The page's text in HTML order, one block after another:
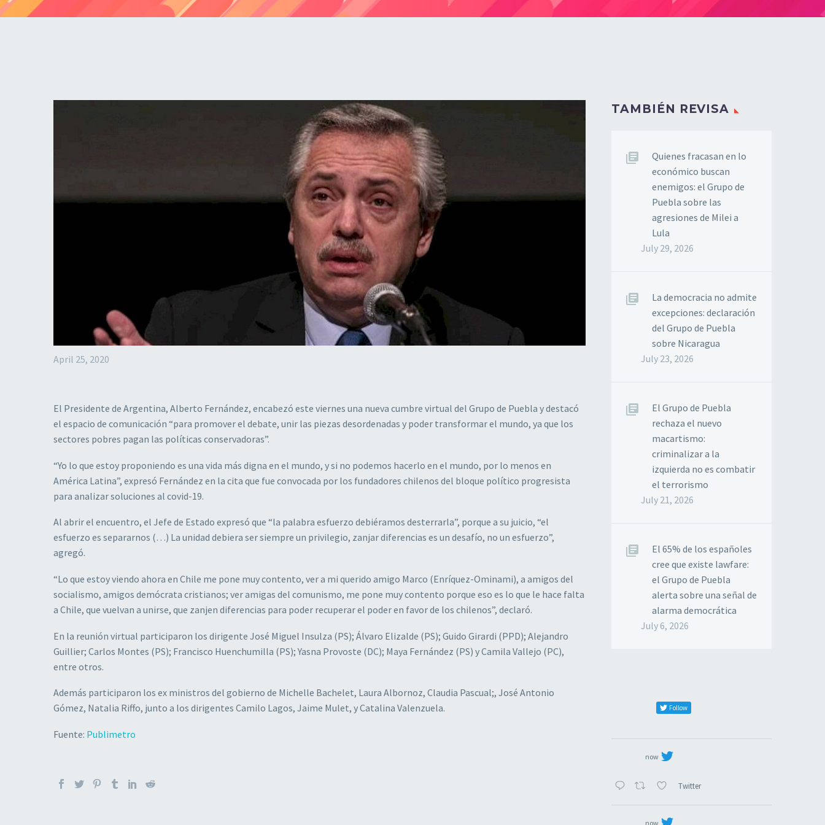
April 25, 2020
El Presidente de Argentina, Alberto Fernández, encabezó este viernes una nueva cumbre virtual del Grupo de Puebla y destacó
el espacio de comunicación “para promover el debate, unir las piezas desordenadas y poder transformar el mundo, ya que los
sectores pobres pagan las políticas conservadoras”.
“Yo lo que estoy proponiendo es una vida más digna en el mundo, y si no podemos hacerlo en el mundo, por lo menos en
América Latina”, expresó Fernández en la cita que fue convocada por los fundadores chilenos del bloque político progresista
para analizar soluciones al covid-19.
Al abrir el encuentro, el Jefe de Estado expresó que “la palabra esfuerzo debiéramos desterrarla”, porque a su juicio, “el
esfuerzo es separarnos (…) La unidad debiera ser siempre un privilegio, zanjar diferencias es un desafío, no un esfuerzo”,
agregó.
“Lo que estoy viendo ahora en Chile me pone muy contento, ver a mi querido amigo Marco (Enríquez-Ominami), a amigos del
socialismo, amigos demócrata cristianos; ver amigas del comunismo, me pone muy contento porque eso es lo que le hace falta
a Chile, que vuelvan a unirse, que zanjen diferencias para poder recuperar el poder en favor de los chilenos”, declaró.
En la reunión virtual participaron los dirigente José Miguel Insulza (PS); Álvaro Elizalde (PS); Guido Girardi (PPD); Alejandro
Guillier; Carlos Montes (PS); Francisco Huenchumilla (PS); Yasna Provoste (DC); Maya Fernández (PS) y Camila Vallejo (PC),
entre otros.
Además participaron los ex ministros del gobierno de Michelle Bachelet, Laura Albornoz, Claudia Pascual;, José Antonio
Gómez, Natalia Riffo, junto a los dirigentes Camilo Lagos, Jaime Mulet, y Catalina Valenzuela.
Fuente: Publimetro
TAMBIÉN REVISA
Quienes fracasan en lo
económico buscan
enemigos: el Grupo de
Puebla sobre las
agresiones de Milei a
Lula
July 29, 2026
La democracia no admite
excepciones: declaración
del Grupo de Puebla
sobre Nicaragua
July 23, 2026
El Grupo de Puebla
rechaza el nuevo
macartismo:
criminalizar a la
izquierda no es combatir
el terrorismo
July 21, 2026
El 65% de los españoles
cree que existe lawfare:
el Grupo de Puebla
alerta sobre una señal de
alarma democrática
July 6, 2026
Follow
now
Twitter
now